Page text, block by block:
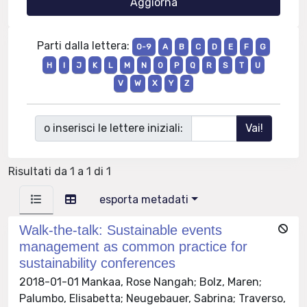
Parti dalla lettera: 0-9 A B C D E F
G
H
I J K L M N O P Q R S T
U
V
W X Y Z
o inserisci le lettere iniziali:
Risultati da 1 a 1 di 1
esporta metadati
Walk-the-talk: Sustainable events
management as common practice for
sustainability conferences
2018-01-01 Mankaa, Rose Nangah; Bolz, Maren;
Palumbo, Elisabetta; Neugebauer, Sabrina; Traverso,